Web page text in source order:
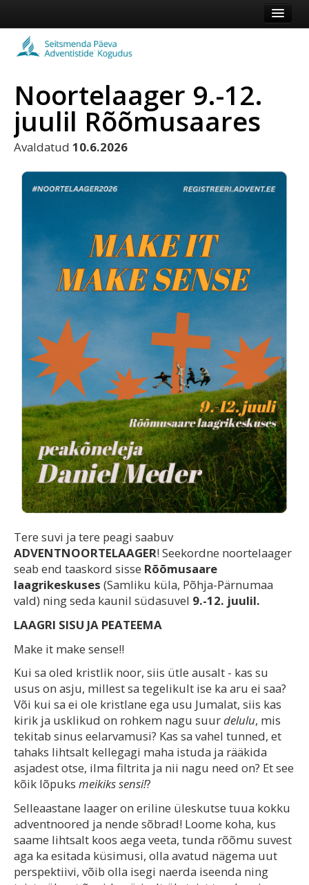
Koduleht
Vaata veel
Noortelaager 9.-12.
juulil Rõõmusaares
Avaldatud 10.6.2026
Tere suvi ja tere peagi saabuv
ADVENTNOORTELAAGER! Seekordne noortelaager
seab end taaskord sisse Rõõmusaare
laagrikeskuses (Samliku küla, Põhja-Pärnumaa
vald) ning seda kaunil südasuvel 9.-12. juulil.
LAAGRI SISU JA PEATEEMA
Make it make sense!!
Kui sa oled kristlik noor, siis ütle ausalt - kas su
usus on asju, millest sa tegelikult ise ka aru ei saa?
Või kui sa ei ole kristlane ega usu Jumalat, siis kas
kirik ja usklikud on rohkem nagu suurdelulu, mis
tekitab sinus eelarvamusi? Kas sa vahel tunned, et
tahaks lihtsalt kellegagi maha istuda ja rääkida
asjadest otse, ilma filtrita ja nii nagu need on? Et see
kõik lõpuks meikiks sensi!?
Selleaastane laager on eriline üleskutse tuua kokku
adventnoored ja nende sõbrad! Loome koha, kus
saame lihtsalt koos aega veeta, tunda rõõmu suvest
aga ka esitada küsimusi, olla avatud nägema uut
perspektiivi, võib olla isegi naerda iseenda ning